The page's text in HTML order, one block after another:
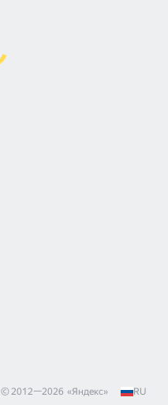
© 2012—2026 «Яндекс» RU